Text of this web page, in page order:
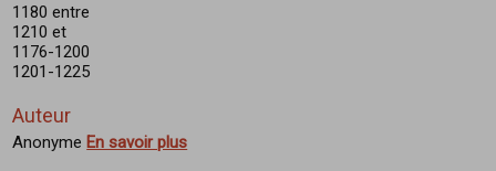
1180 entre
1210 et
1176-1200
1201-1225
Auteur
Anonyme En savoir plus